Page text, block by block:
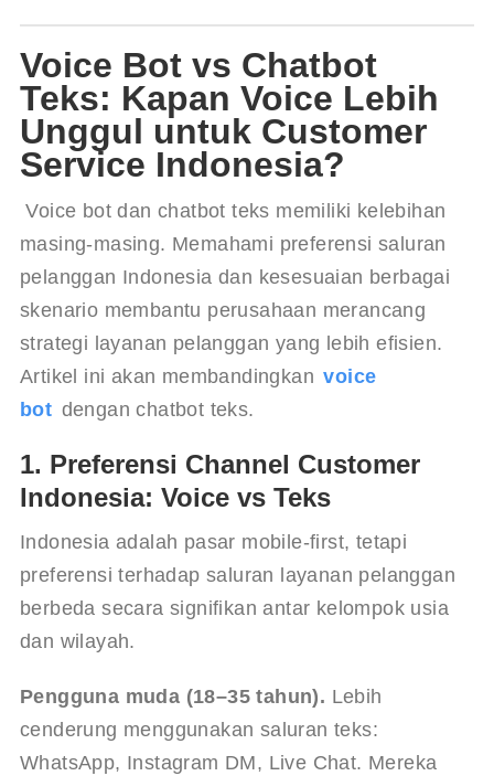
Voice Bot vs Chatbot
Teks: Kapan Voice Lebih
Unggul untuk Customer
Service Indonesia?
Voice bot dan chatbot teks memiliki kelebihan
masing-masing. Memahami preferensi saluran
pelanggan Indonesia dan kesesuaian berbagai
skenario membantu perusahaan merancang
strategi layanan pelanggan yang lebih efisien.
Artikel ini akan membandingkan voice
bot dengan chatbot teks.
1. Preferensi Channel Customer
Indonesia: Voice vs Teks
Indonesia adalah pasar mobile-first, tetapi
preferensi terhadap saluran layanan pelanggan
berbeda secara signifikan antar kelompok usia
dan wilayah.
Pengguna muda (18–35 tahun). Lebih
cenderung menggunakan saluran teks:
WhatsApp, Instagram DM, Live Chat. Mereka